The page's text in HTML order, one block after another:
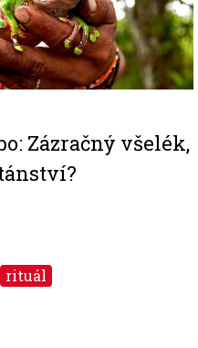
Zázračný všelék,
rituál